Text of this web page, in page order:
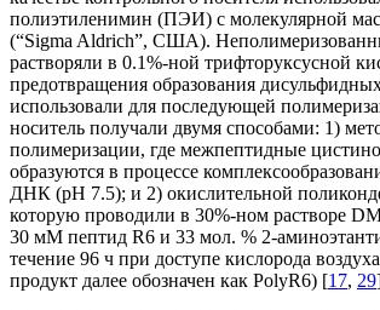
полиэтиленимин (ПЭИ) с молекулярной
(“Sigma Aldrich”, США).
растворяли в 0.1%-ной трифторуксусной
предотвращения образования
использовали для последующей
носитель получали двумя способами: 1)
полимеризации, где межпептидные
образуются в процессе
ДНК (рН 7.5); и 2) окислительной
которую проводили в 30%-ном растворе
30 мМ пептид R6 и 33 мол. % 2-
течение 96 ч при доступе кислорода
продукт далее обозначен как PolyR6) [17, 29